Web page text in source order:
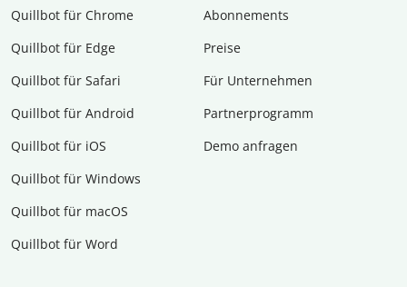
Quillbot für Chrome
Quillbot für Edge
Quillbot für Safari
Quillbot für Android
Quillbot für iOS
Quillbot für Windows
Quillbot für macOS
Quillbot für Word
Abon­ne­ments
Preise
Für Unternehmen
Partnerprogramm
Demo anfragen